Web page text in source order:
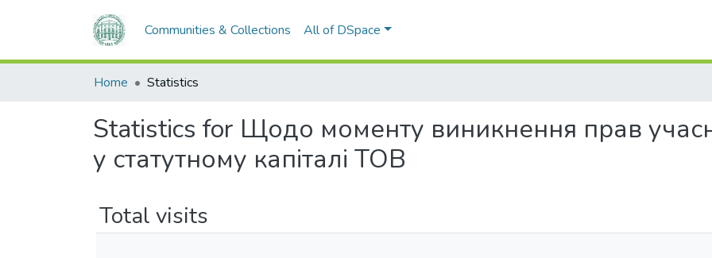
Communities & Collections All of DSpace
Home Statistics
Statistics for Щодо моменту виникнення прав
у статутному капіталі ТОВ
Total visits